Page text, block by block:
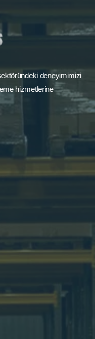
deneyimimizi
hizmetlerine